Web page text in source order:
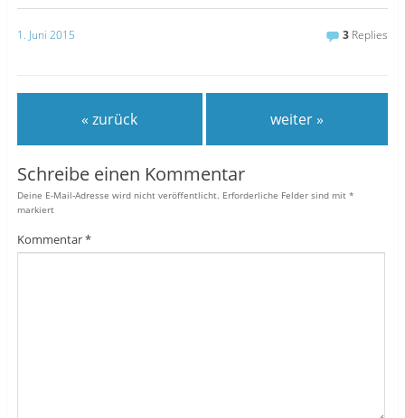
1. Juni 2015 3 Replies
« zurück weiter »
Schreibe einen Kommentar
Deine E-Mail-Adresse wird nicht veröffentlicht. Erforderliche Felder sind mit *
markiert
Kommentar*